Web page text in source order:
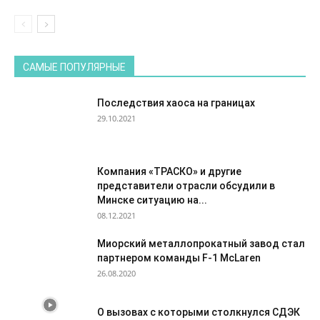
САМЫЕ ПОПУЛЯРНЫЕ
Последствия хаоса на границах
29.10.2021
Компания «ТРАСКО» и другие
представители отрасли обсудили в
Минске ситуацию на...
08.12.2021
Миорский металлопрокатный завод стал
партнером команды F-1 McLaren
26.08.2020
О вызовах с которыми столкнулся СДЭК